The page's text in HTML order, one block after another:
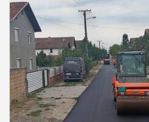
Видео галерија
Контакт